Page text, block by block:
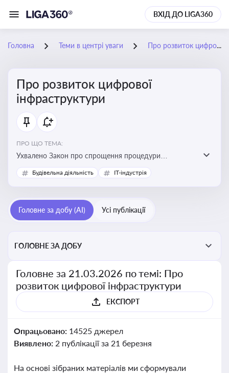
ВХІД ДО LIGA360
Головна Теми в центрі уваги Про розвиток цифрової інфраструктури
Про розвиток цифрової
інфраструктури
ПРО ЩО ТЕМА:
Ухвалено Закон про спрощення процедури
відведення земельних ділянок для розвитку цифрової
інфраструктури
Будівельна діяльність IT-індустрія
Головне за добу (AI) Усі публікації
ГОЛОВНЕ ЗА ДОБУ
Головне за 21.03.2026 по темі: Про
розвиток цифрової інфраструктури
ЕКСПОРТ
Опрацьовано: 14525 джерел
Виявлено: 2 публікації за 21 березня
На основі зібраних матеріалів ми сформували